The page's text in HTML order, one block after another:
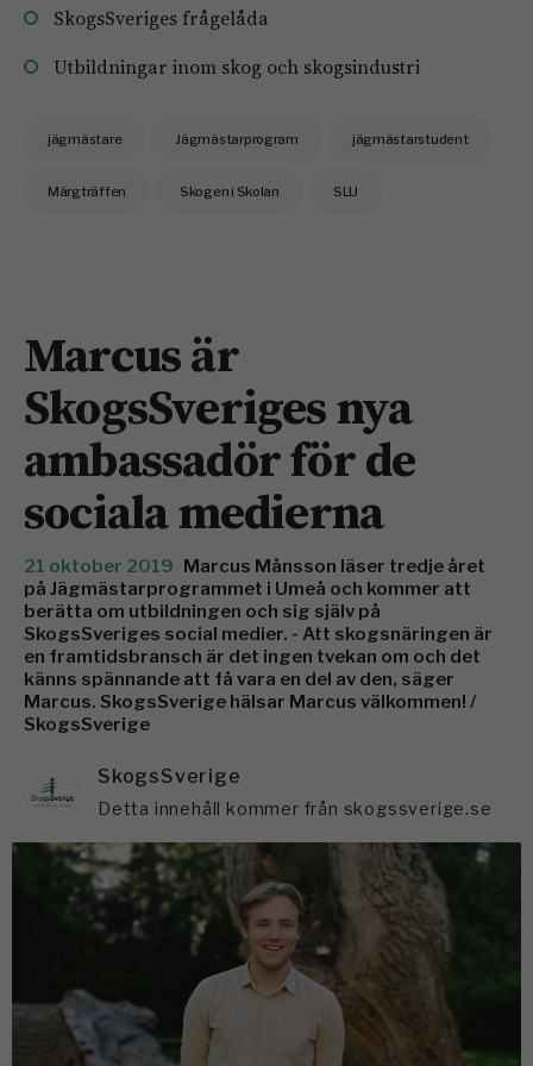
SkogsSveriges frågelåda
Utbildningar inom skog och skogsindustri
jägmästare Jägmästarprogram jägmästarstudent
Märgträffen Skogen i Skolan SLU
Marcus är
SkogsSveriges nya
ambassadör för de
sociala medierna
21 oktober 2019 Marcus Månsson läser tredje året
på Jägmästarprogrammet i Umeå och kommer att
berätta om utbildningen och sig själv på
SkogsSveriges social medier. - Att skogsnäringen är
en framtidsbransch är det ingen tvekan om och det
känns spännande att få vara en del av den, säger
Marcus. SkogsSverige hälsar Marcus välkommen! /
SkogsSverige
SkogsSverige
Detta innehåll kommer från skogssverige.se